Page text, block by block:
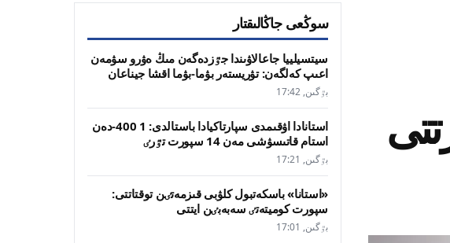
سوڭعى جاڭالىقتار
سيتسيلييا جاعالاۋىندا جٷزدەگەن مىڭ ەۋرو سۋمەن
اعىپ كەلگەن: تۋريستەر بۋما-بۋما اقشا جيناعان
بٷگىن, 17:42
استانادا اۋقىمدى سپارتاكيادا باستالدى: 1 400-دەن
استام قاتىسۋشى مەن 14 سپورت تٷرٸ
بٷگىن, 17:21
«استانا» باسكەتبول كلۋبى قىزمەتٸن توقتاتتى:
سپورت كوميتەتٸ سەبەبٸن ايتتى
بٷگىن, 17:01